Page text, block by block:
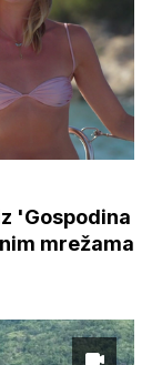
'Gospodina
mrežama